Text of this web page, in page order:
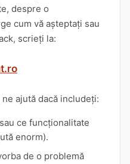
despre o
cum vă așteptați sau
scrieți la:
ajută dacă includeți:
ce funcționalitate
enorm).
de o problemă